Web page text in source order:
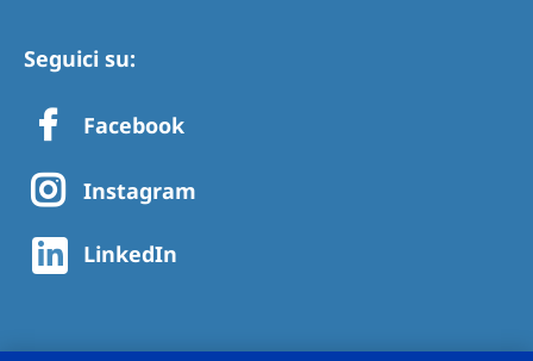
Seguici su:
Facebook
Instagram
LinkedIn